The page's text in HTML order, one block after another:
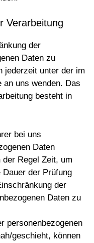
Verarbeitung
der
Daten zu
jederzeit unter der im
an uns wenden. Das
besteht in
bei uns
Daten
Regel Zeit, um
der Prüfung
der
Daten zu
personenbezogenen
geschieht, können